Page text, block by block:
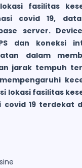
fasilitas
covid 19,
server.
dan koneksi
dalam
jarak tempuh
lokasi fasilitas
covid 19 terdekat